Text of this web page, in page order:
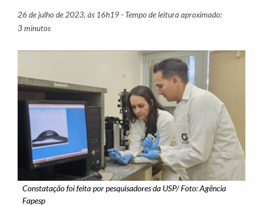
26 de julho de 2023, às 16h19 - Tempo de leitura aproximado:
3 minutos
Constatação foi feita por pesquisadores da USP/ Foto: Agência
Fapesp